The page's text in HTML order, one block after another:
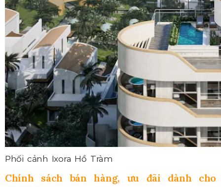
Phối cảnh Ixora Hồ Tràm
Chính sách bán hàng, ưu đãi dành cho